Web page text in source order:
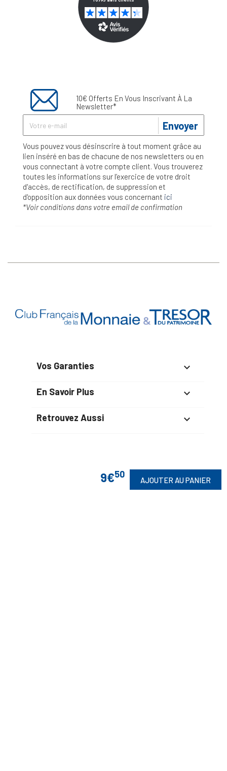
9€50
AJOUTER AU PANIER
10€ Offerts En Vous Inscrivant À La
Newsletter*
Envoyer
Vous pouvez vous désinscrire à tout moment grâce au
lien inséré en bas de chacune de nos newsletters ou en
vous connectant à votre compte client. Vous trouverez
toutes les informations sur l’exercice de votre droit
d'accès, de rectification, de suppression et
d'opposition aux données vous concernant ici
*Voir conditions dans votre email de confirmation
Vos Garanties 
En Savoir Plus 
Retrouvez Aussi 
Suivez-Nous